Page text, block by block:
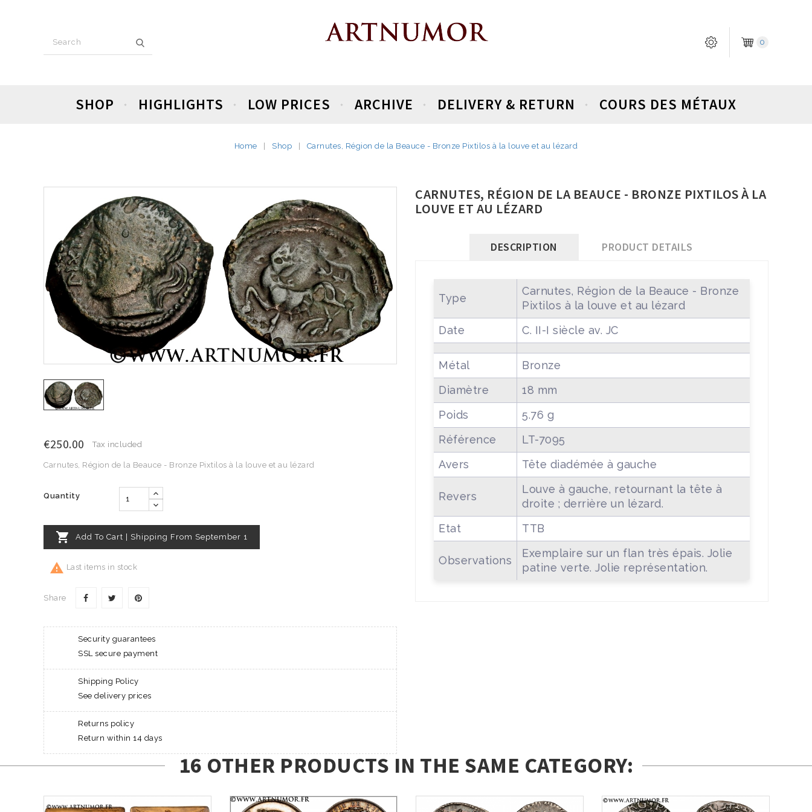
0
SHOP HIGHLIGHTS LOW PRICES ARCHIVE DELIVERY & RETURN COURS DES MÉTAUX
Home Shop Carnutes, Région de la Beauce - Bronze Pixtilos à la louve et au lézard
€250.00 Tax included
Carnutes, Région de la Beauce - Bronze Pixtilos à la louve et au lézard
Quantity
 Add To Cart | Shipping From September 1
 Last items in stock
Share
Security guarantees
SSL secure payment
Shipping Policy
See delivery prices
Returns policy
Return within 14 days
CARNUTES, RÉGION DE LA BEAUCE - BRONZE PIXTILOS À LA
LOUVE ET AU LÉZARD
DESCRIPTION PRODUCT DETAILS
Type
Carnutes, Région de la Beauce - Bronze
Pixtilos à la louve et au lézard
Date
C. II-I siècle av. JC
Métal
Bronze
Diamètre
18 mm
Poids
5.76 g
Référence
LT-7095
Avers
Tête diadémée à gauche
Revers
Louve à gauche, retournant la tête à
droite ; derrière un lézard.
Etat
TTB
Observations
Exemplaire sur un flan très épais. Jolie
patine verte. Jolie représentation.
16 OTHER PRODUCTS IN THE SAME CATEGORY: